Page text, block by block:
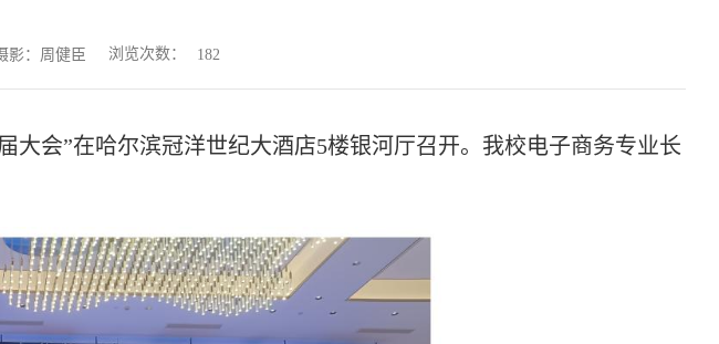
影：周健臣 浏览次数： 182
会”在哈尔滨冠洋世纪大酒店5楼银河厅召开。我校电子商务专业长